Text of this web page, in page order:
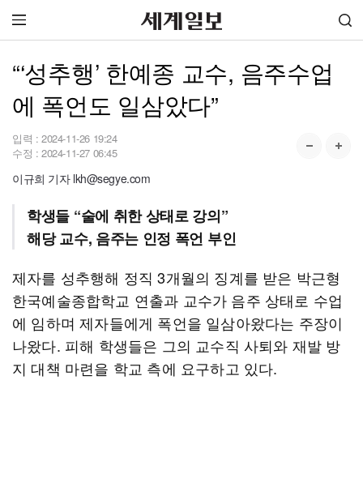
“‘성추행’ 한예종 교수, 음주수업
에 폭언도 일삼았다”
입력 : 2024-11-26 19:24
수정 : 2024-11-27 06:45
이규희 기자 lkh@segye.com
학생들 “술에 취한 상태로 강의”
해당 교수, 음주는 인정 폭언 부인
제자를 성추행해 정직 3개월의 징계를 받은 박근형
한국예술종합학교 연출과 교수가 음주 상태로 수업
에 임하며 제자들에게 폭언을 일삼아왔다는 주장이
나왔다. 피해 학생들은 그의 교수직 사퇴와 재발 방
지 대책 마련을 학교 측에 요구하고 있다.